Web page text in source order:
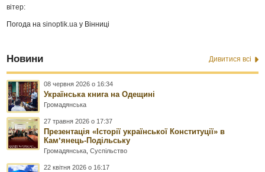
вітер:
Погода наsinoptik.ua у Вінниці
Новини Дивитися всі
08 червня 2026 о 16:34
Українська книга на Одещині
Громадянська
27 травня 2026 о 17:37
Презентація «Історії української Конституції» в
Камʼянець-Подільську
Громадянська ,Суспільство
22 квітня 2026 о 16:17